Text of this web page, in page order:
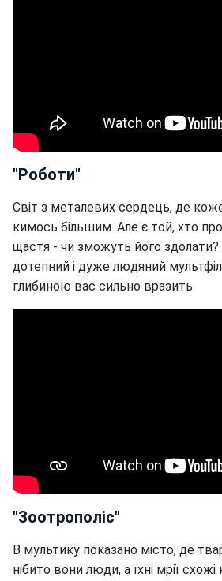
"Роботи"
Світ з металевих сердець, де
кимось більшим. Але є той, хто
щастя - чи зможуть його
дотепний і дуже людяний
глибиною вас сильно вразить.
"Зоотрополіс"
В мультику показано місто, де
нібито вони люди, а їхні мрії